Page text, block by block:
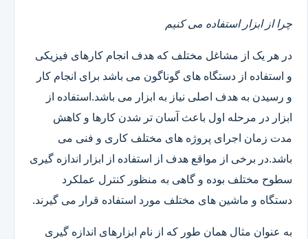
چرا از ابزار استفاده می کنیم
در هر یک از مشاغل مختلف که هدف انجام کارهای فیزیکی
و استفاده از دستگاه های گوناگون می باشد برای انجام کار
و رسیدن به هدف اصلی نیاز به ابزار می باشد.استفاده از
ابزار در مرحله اول باعث آسان تر شدن کارها و کاهش
مدت زمان اجرای پروژه های مختلف کاری و فنی می
باشد.در برخی از مواقع هدف از استفاده از ابزار اندازه گیری
سطوح مختلف بوده و گاهی به منظور کنترل عملکرد
دستگاه و ماشین های مختلف مورد استفاده قرار می گیرند.
به عنوان مثال همان طور که از نام ابزارهای اندازه گیری